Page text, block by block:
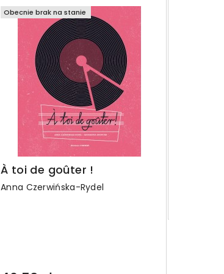
Obecnie brak na stanie
À toi de goûter !
Anna Czerwińska-Rydel